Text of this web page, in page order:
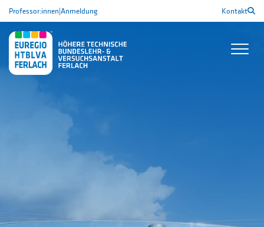
Professor:innen|Anmeldung Kontakt